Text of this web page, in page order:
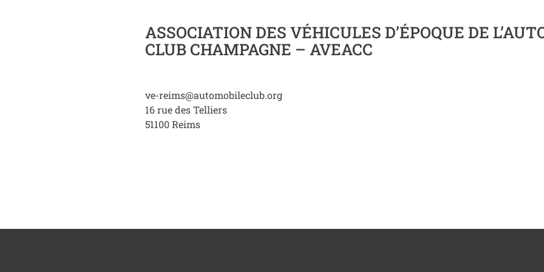
ASSOCIATION DES VÉHICULES D’ÉPOQUE DE
CLUB CHAMPAGNE – AVEACC
ve-reims@automobileclub.org
16 rue des Telliers
51100Reims